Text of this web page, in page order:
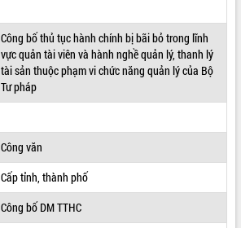
Công bố thủ tục hành chính bị bãi bỏ trong lĩnh
vực quản tài viên và hành nghề quản lý, thanh lý
tài sản thuộc phạm vi chức năng quản lý của Bộ
Tư pháp
Công văn
Cấp tỉnh, thành phố
Công bố DM TTHC